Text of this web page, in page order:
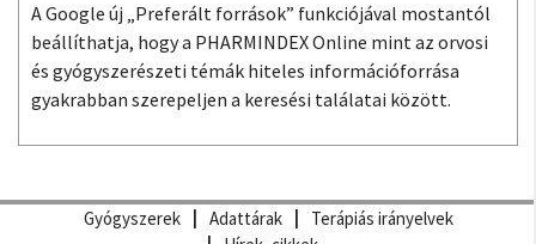
A Google új „Preferált források” funkciójával mostantól
beállíthatja, hogy a PHARMINDEX Online mint az orvosi
és gyógyszerészeti témák hiteles információforrása
gyakrabban szerepeljen a keresési találatai között.
Gyógyszerek Adattárak
Terápiás irányelvek